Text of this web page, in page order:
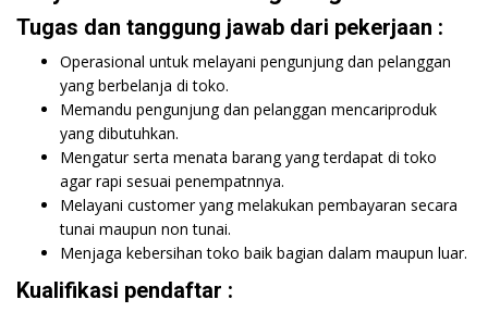
Tugas dan tanggung jawab dari pekerjaan :
Operasional untuk melayani pengunjung dan pelanggan
yang berbelanja di toko.
Memandu pengunjung dan pelanggan mencariproduk
yang dibutuhkan.
Mengatur serta menata barang yang terdapat di toko
agar rapi sesuai penempatnnya.
Melayani customer yang melakukan pembayaran secara
tunai maupun non tunai.
Menjaga kebersihan toko baik bagian dalam maupun luar.
Kualifikasi pendaftar :